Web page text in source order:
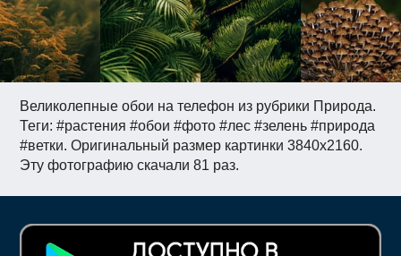
Великолепные обои на телефон из рубрики Природа.
Теги: #растения #обои #фото #лес #зелень #природа
#ветки. Оригинальный размер картинки 3840x2160.
Эту фотографию скачали 81 раз.